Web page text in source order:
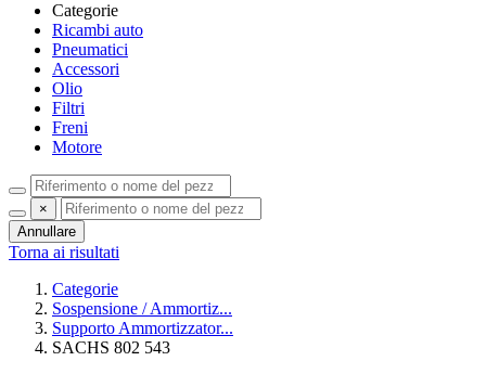
Categorie
Ricambi auto
Pneumatici
Accessori
Olio
Filtri
Freni
Motore
×
Annullare
Torna ai risultati
Categorie
Sospensione / Ammortiz...
Supporto Ammortizzator...
SACHS 802 543